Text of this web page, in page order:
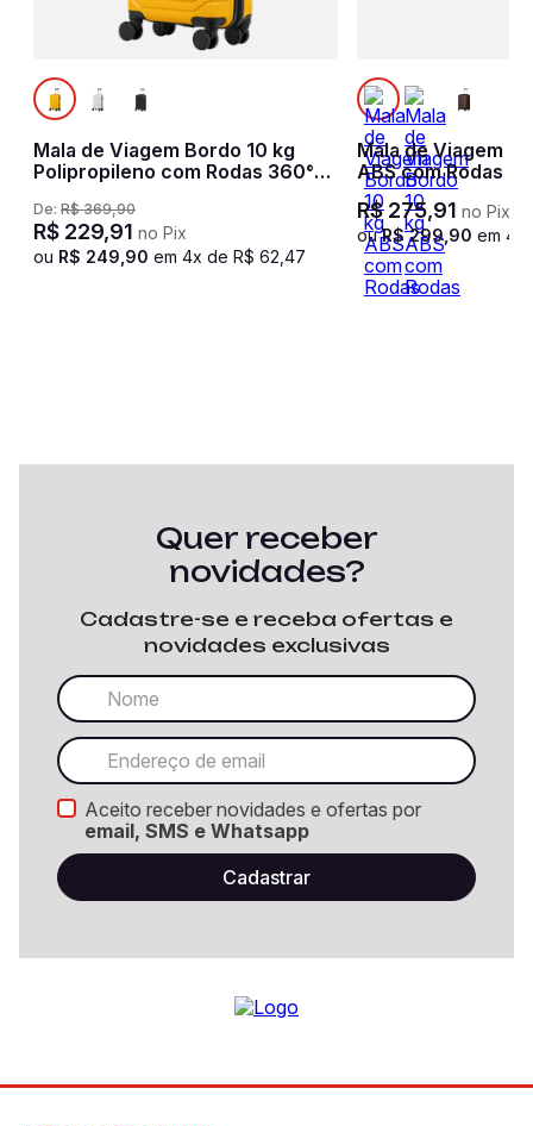
Mala de Viagem Bordo 10 kg
Polipropileno com Rodas 360°
De: R$ 369,90
R$ 229,91 no Pix
ou R$ 249 90 em 4x de R$ 62 47
Mala de Viagem
ABS com Rodas
Azul marinho
R$ 275,91 no Pix
ouR$ 299, 90 em 4
Quer receber
novidades?
Cadastre-se e receba ofertas e
novidades exclusivas
Aceito receber novidades e ofertas por
email, SMS e Whatsapp